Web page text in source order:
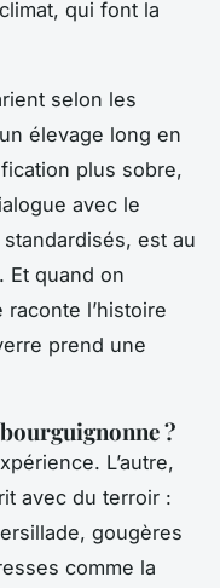
qui font la
selon les
élevage long en
plus sobre,
avec le
est au
. Et quand on
l’histoire
prend une
?
L’autre,
avec du terroir :
gougères
comme la